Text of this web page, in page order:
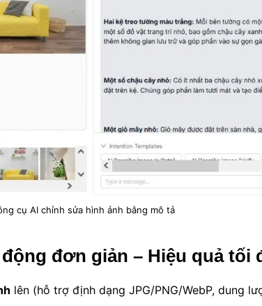
cụ AI chỉnh sửa hình ảnh bằng mô tả
đơn giản – Hiệu quả tối
lên (hỗ trợ định dạng JPG/PNG/WebP, dung